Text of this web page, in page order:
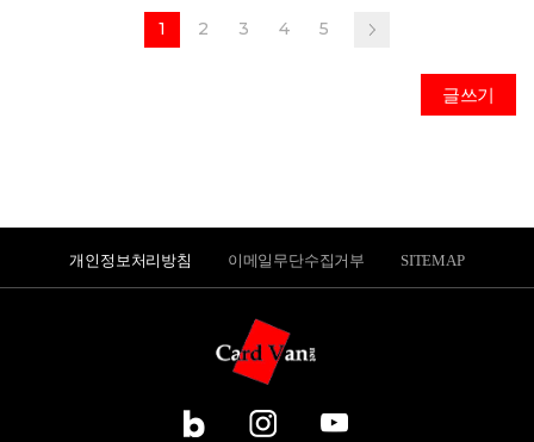
1 2 3 4 5
글쓰기
개인정보처리방침 이메일무단수집거부 SITEMAP